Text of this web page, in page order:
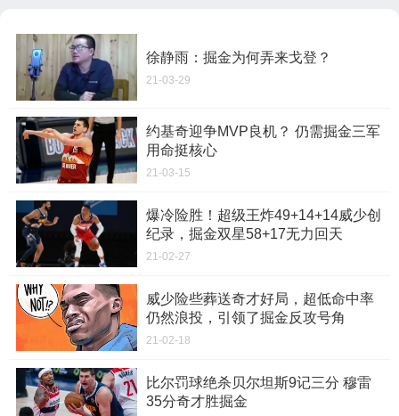
徐静雨：掘金为何弄来戈登？
21-03-29
约基奇迎争MVP良机？ 仍需掘金三军
用命挺核心
21-03-15
爆冷险胜！超级王炸49+14+14威少创
纪录，掘金双星58+17无力回天
21-02-27
威少险些葬送奇才好局，超低命中率
仍然浪投，引领了掘金反攻号角
21-02-18
比尔罚球绝杀贝尔坦斯9记三分 穆雷
35分奇才胜掘金